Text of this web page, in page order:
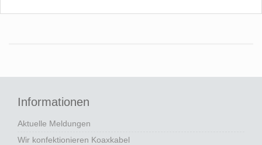
Informationen
Aktuelle Meldungen
Wir konfektionieren Koaxkabel